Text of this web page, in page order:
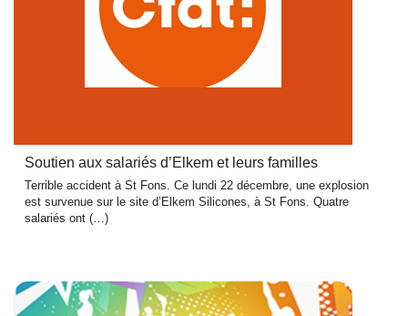
Soutien aux salariés d’Elkem et leurs familles
Terrible accident à St Fons. Ce lundi 22 décembre, une explosion
est survenue sur le site d’Elkem Silicones, à St Fons. Quatre
salariés ont (…)